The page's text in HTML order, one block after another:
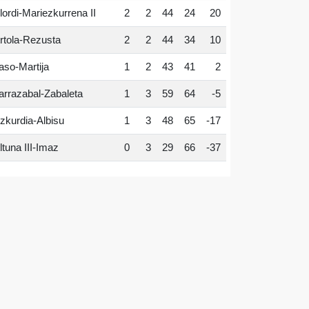
Mariezkurrena II 2 2 44 24 20
Rezusta 2 2 44 34 10
Martija 1 2 43 41 2
Zabaleta 1 3 59 64 -5
Albisu 1 3 48 65 -17
III-Imaz 0 3 29 66 -37